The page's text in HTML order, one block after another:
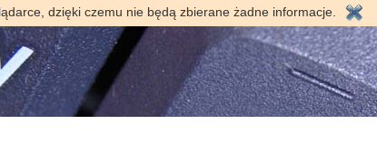
dzięki czemu nie będą zbierane żadne informacje.